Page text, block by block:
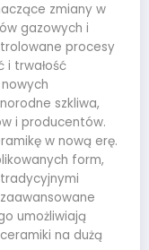
zmiany w
gazowych i
procesy
i trwałość
szkliwa,
i producentów.
w nową erę.
form,
umożliwiają
na dużą